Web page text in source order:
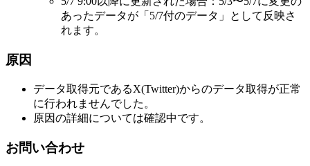
あったデータが「5/7付のデータ」として反映さ
れます。
原因
データ取得元であるX(Twitter)からのデータ取得が正常
に行われませんでした。
原因の詳細については確認中です。
お問い合わせ